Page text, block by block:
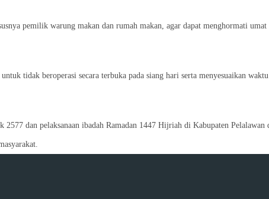
pemilik warung makan dan rumah makan, agar dapat menghormati umat
tidak beroperasi secara terbuka pada siang hari serta menyesuaikan waktu
dan pelaksanaan ibadah Ramadan 1447 Hijriah di Kabupaten Pelalawan